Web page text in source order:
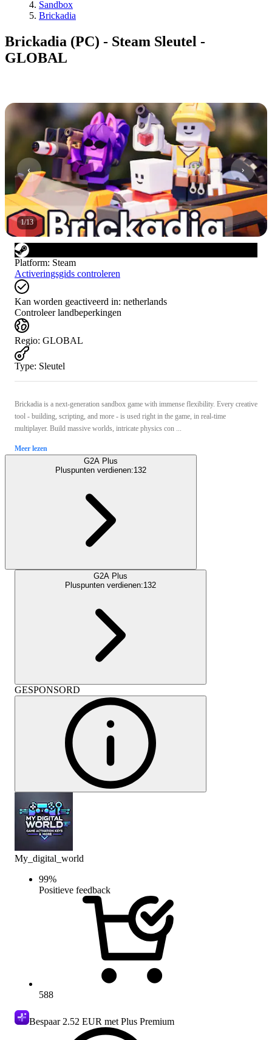
Sandbox
Brickadia
Brickadia (PC) - Steam Sleutel -
GLOBAL
1/13
Platform: Steam
Activeringsgids controleren
Kan worden geactiveerd in: netherlands
Controleer landbeperkingen
Regio: GLOBAL
Type: Sleutel
Brickadia is a next-generation sandbox game with immense flexibility. Every creative
tool - building, scripting, and more - is used right in the game, in real-time
multiplayer. Build massive worlds, intricate physics con ...
Meer lezen
G2A Plus
Pluspunten verdienen:132
G2A Plus
Pluspunten verdienen:132
GESPONSORD
My_digital_world
99%
Positieve feedback
588
Bespaar 2.52 EUR met Plus Premium